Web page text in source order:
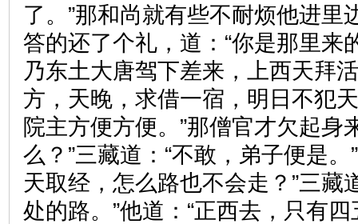
了。”那和尚就有些不耐烦他进里
答的还了个礼，道：“你是那里来
乃东土大唐驾下差来，上西天拜
方，天晚，求借一宿，明日不犯
院主方便方便。”那僧官才欠起身
么？”三藏道：“不敢，弟子便是。
天取经，怎么路也不会走？”三藏
处的路。”他道：“正西去，只有